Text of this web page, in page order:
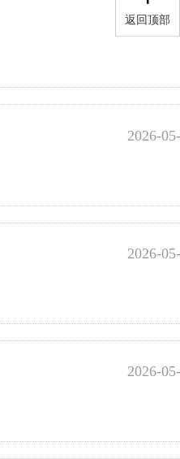
2026-
2026-
2026-
2026-
返回顶部